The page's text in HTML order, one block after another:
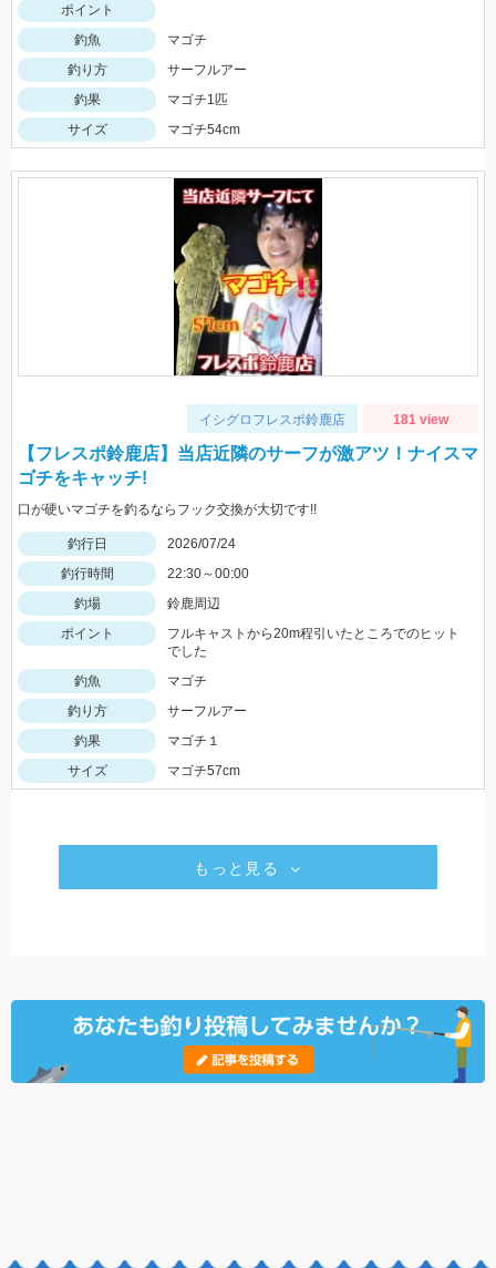
ポイント
釣魚
マゴチ
釣り方
サーフルアー
釣果
マゴチ1匹
サイズ
マゴチ54cm
イシグロフレスポ鈴鹿店 181 view
【フレスポ鈴鹿店】当店近隣のサーフが激アツ！ナイスマ
ゴチをキャッチ!
口が硬いマゴチを釣るならフック交換が大切です!!
釣行日
2026/07/24
釣行時間
22:30～00:00
釣場
鈴鹿周辺
ポイント
フルキャストから20m程引いたところでのヒット
でした
釣魚
マゴチ
釣り方
サーフルアー
釣果
マゴチ１
サイズ
マゴチ57cm
もっと見る